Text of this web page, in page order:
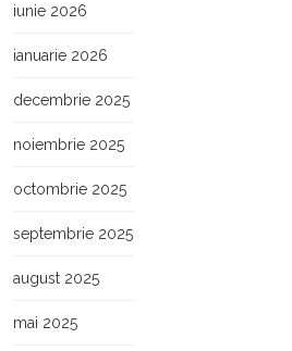
iunie 2026
ianuarie 2026
decembrie 2025
noiembrie 2025
octombrie 2025
septembrie 2025
august 2025
mai 2025